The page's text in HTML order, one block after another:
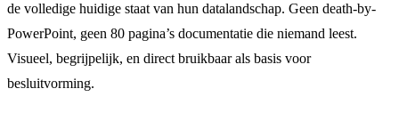
de volledige huidige staat van hun datalandschap. Geen death-by-
PowerPoint, geen 80 pagina’s documentatie die niemand leest.
Visueel, begrijpelijk, en direct bruikbaar als basis voor
besluitvorming.